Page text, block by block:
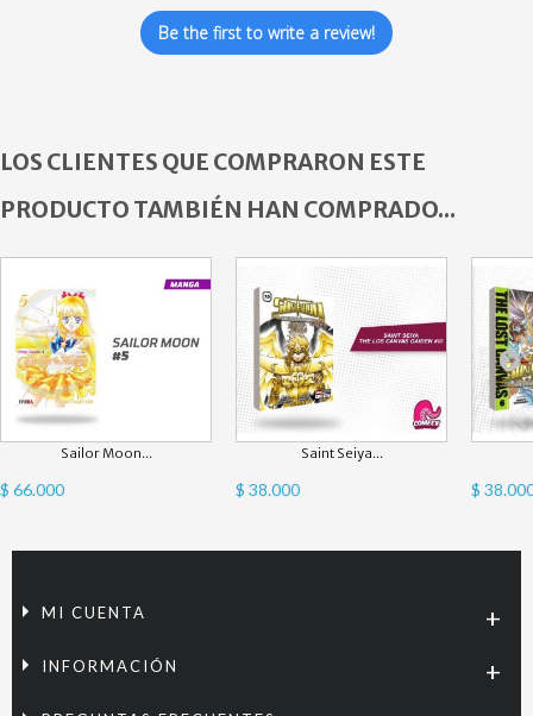
Be the first to write a review!
LOS CLIENTES QUE COMPRARON ESTE
PRODUCTO TAMBIÉN HAN COMPRADO...
Sailor Moon...
$ 66.000
Saint Seiya...
$ 38.000 $
MI CUENTA
INFORMACIÓN